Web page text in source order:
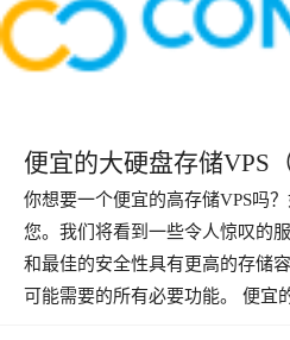
便宜的大硬盘存储VPS
你想要一个便宜的高存储VPS吗
您。我们将看到一些令人惊叹的
和最佳的安全性具有更高的存储
可能需要的所有必要功能。 便宜